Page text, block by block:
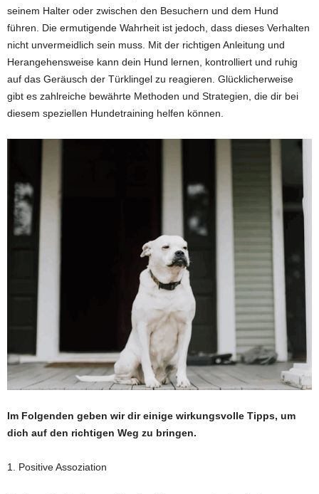
seinem Halter oder zwischen den Besuchern und dem Hund
führen. Die ermutigende Wahrheit ist jedoch, dass dieses Verhalten
nicht unvermeidlich sein muss. Mit der richtigen Anleitung und
Herangehensweise kann dein Hund lernen, kontrolliert und ruhig
auf das Geräusch der Türklingel zu reagieren. Glücklicherweise
gibt es zahlreiche bewährte Methoden und Strategien, die dir bei
diesem speziellen Hundetraining helfen können.
Im Folgenden geben wir dir einige wirkungsvolle Tipps, um
dich auf den richtigen Weg zu bringen.
1. Positive Assoziation